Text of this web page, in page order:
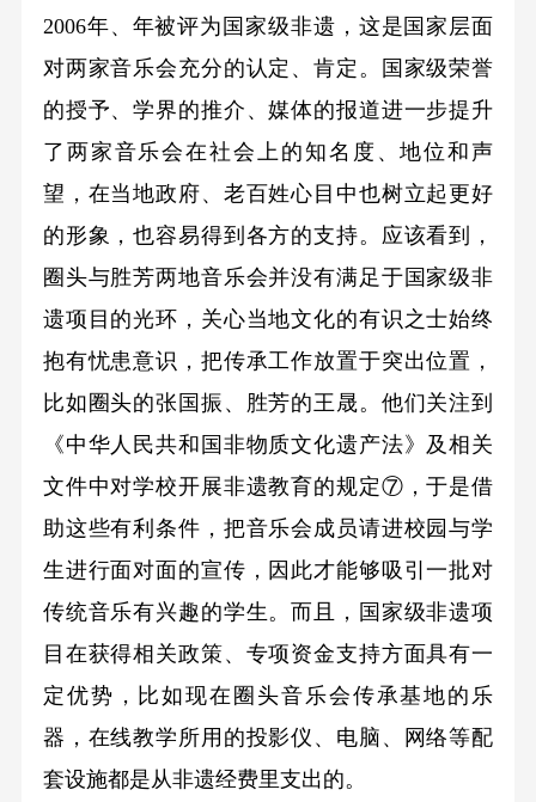
2006年、年被评为国家级非遗，这是国家层面
对两家音乐会充分的认定、肯定。国家级荣誉
的授予、学界的推介、媒体的报道进一步提升
了两家音乐会在社会上的知名度、地位和声
望，在当地政府、老百姓心目中也树立起更好
的形象，也容易得到各方的支持。应该看到，
圈头与胜芳两地音乐会并没有满足于国家级非
遗项目的光环，关心当地文化的有识之士始终
抱有忧患意识，把传承工作放置于突出位置，
比如圈头的张国振、胜芳的王晟。他们关注到
《中华人民共和国非物质文化遗产法》及相关
文件中对学校开展非遗教育的规定⑦，于是借
助这些有利条件，把音乐会成员请进校园与学
生进行面对面的宣传，因此才能够吸引一批对
传统音乐有兴趣的学生。而且，国家级非遗项
目在获得相关政策、专项资金支持方面具有一
定优势，比如现在圈头音乐会传承基地的乐
器，在线教学所用的投影仪、电脑、网络等配
套设施都是从非遗经费里支出的。